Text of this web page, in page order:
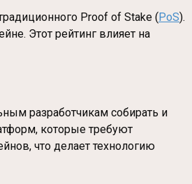
Proof of Stake (PoS).
Этот рейтинг влияет на
разработчикам собирать и
которые требуют
что делает технологию